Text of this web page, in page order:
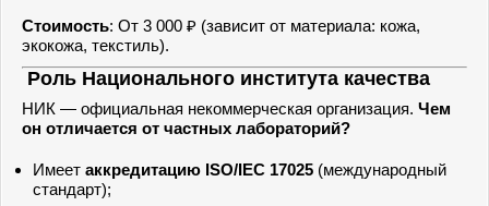
Стоимость: От 3 000 ₽ (зависит от материала: кожа,
экокожа, текстиль).
Роль Национального института качества
НИК — официальная некоммерческая организация. Чем
он отличается от частных лабораторий?
Имеет аккредитацию ISO/IEC 17025 (международный
стандарт);